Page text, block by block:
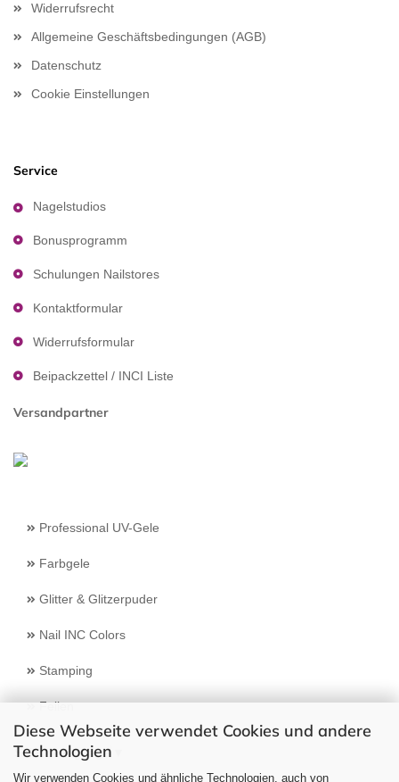
Diese Webseite verwendet Cookies und andere
Technologien
Wir verwenden Cookies und ähnliche Technologien, auch von
Widerrufsrecht
Allgemeine Geschäftsbedingungen (AGB)
Datenschutz
Cookie Einstellungen
Service
Nagelstudios
Bonusprogramm
Schulungen Nailstores
Kontaktformular
Widerrufsformular
Beipackzettel / INCI Liste
Versandpartner
Professional UV-Gele
Farbgele
Glitter & Glitzerpuder
Nail INC Colors
Stamping
Feilen
Select Language